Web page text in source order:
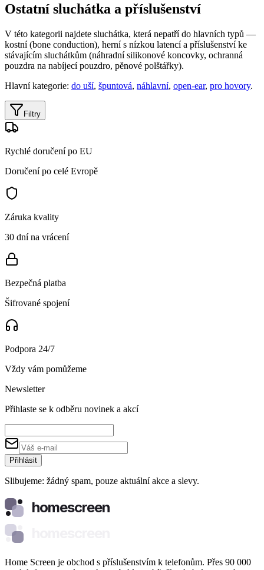
Ostatní sluchátka a příslušenství
V této kategorii najdete sluchátka, která nepatří do hlavních typů —
kostní (bone conduction), herní s nízkou latencí a příslušenství ke
stávajícím sluchátkům (náhradní silikonové koncovky, ochranná
pouzdra na nabíjecí pouzdro, pěnové polštářky).
Hlavní kategorie: do uší, špuntová, náhlavní, open-ear, pro hovory.
Filtry
Rychlé doručení po EU
Doručení po celé Evropě
Záruka kvality
30 dní na vrácení
Bezpečná platba
Šifrované spojení
Podpora 24/7
Vždy vám pomůžeme
Newsletter
Přihlaste se k odběru novinek a akcí
Přihlásit
Slibujeme: žádný spam, pouze aktuální akce a slevy.
homescreen
Home Screen je obchod s příslušenstvím k telefonům. Přes 90 000